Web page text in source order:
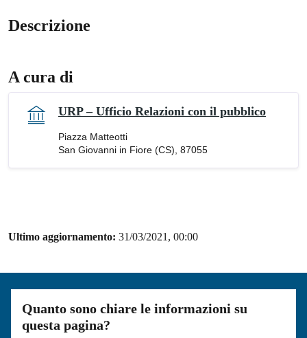
Descrizione
A cura di
URP – Ufficio Relazioni con il pubblico
Piazza Matteotti
San Giovanni in Fiore (CS), 87055
Ultimo aggiornamento: 31/03/2021, 00:00
Quanto sono chiare le informazioni su
questa pagina?